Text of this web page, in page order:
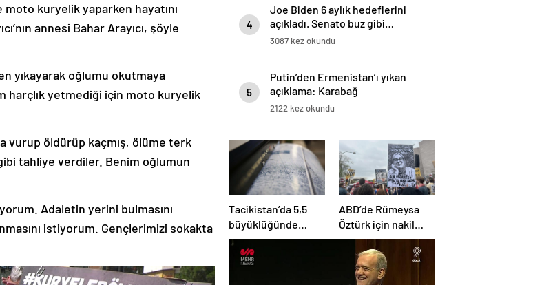
kuryelik yaparken hayatını
annesi Bahar Arayıcı, şöyle
yıkayarak oğlumu okutmaya
harçlık yetmediği için moto kuryelik
vurup öldürüp kaçmış, ölüme terk
tahliye verdiler. Benim oğlumun
Adaletin yerini bulmasını
istiyorum. Gençlerimizi sokakta
4
Joe Biden 6 aylık hedeflerini
açıkladı. Senato buz gibi…
3087 kez okundu
5
Putin’den Ermenistan’ı yıkan
açıklama: Karabağ
Azerbaycan’ın ayrılmaz bir
2122 kez okundu
Tacikistan’da 5,5
büyüklüğünde
deprem meydana
geldi
ABD’de Rümeysa
Öztürk için nakil
kararı